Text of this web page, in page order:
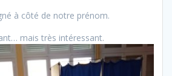
à côté de notre prénom.
mais très intéressant.